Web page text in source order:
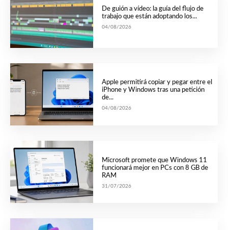
De guión a vídeo: la guía del flujo de
trabajo que están adoptando los...
04/08/2026
Apple permitirá copiar y pegar entre el
iPhone y Windows tras una petición
de...
04/08/2026
Microsoft promete que Windows 11
funcionará mejor en PCs con 8 GB de
RAM
31/07/2026